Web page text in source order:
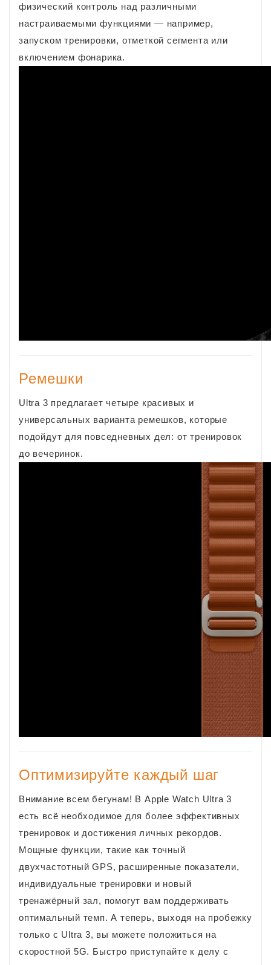
физический контроль над различными
настраиваемыми функциями — например,
запуском тренировки, отметкой сегмента или
включением фонарика.
Ремешки
Ultra 3 предлагает четыре красивых и
универсальных варианта ремешков, которые
подойдут для повседневных дел: от тренировок
до вечеринок.
Оптимизируйте каждый шаг
Внимание всем бегунам! В Apple Watch Ultra 3
есть всё необходимое для более эффективных
тренировок и достижения личных рекордов.
Мощные функции, такие как точный
двухчастотный GPS, расширенные показатели,
индивидуальные тренировки и новый
тренажёрный зал, помогут вам поддерживать
оптимальный темп. А теперь, выходя на пробежку
только с Ultra 3, вы можете положиться на
скоростной 5G. Быстро приступайте к делу с